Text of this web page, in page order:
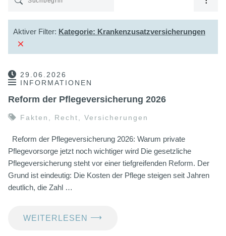
Aktiver Filter: Kategorie: Krankenzusatzversicherungen
29.06.2026
INFORMATIONEN
Reform der Pflegeversicherung 2026
Fakten Recht Versicherungen
Reform der Pflegeversicherung 2026: Warum private
Pflegevorsorge jetzt noch wichtiger wird Die gesetzliche
Pflegeversicherung steht vor einer tiefgreifenden Reform. Der
Grund ist eindeutig: Die Kosten der Pflege steigen seit Jahren
deutlich, die Zahl …
WEITERLESEN ⟶